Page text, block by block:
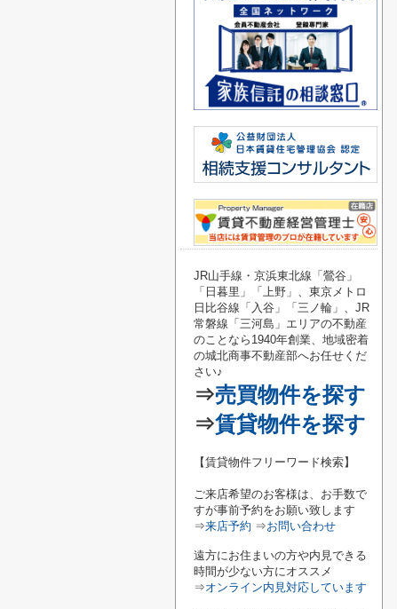
JR山手線・京浜東北線「鶯谷 」
「 日暮里 」「 上野 」、東京メトロ
日比谷線「 入谷 」「 三ノ輪 」、JR
常磐線「 三河島 」エリアの不動産
のことなら1940年創業、地域密着
の城北商事不動産部へお任せくだ
さい♪
⇒売買物件を探す
⇒賃貸物件を探す
【賃貸物件フリーワード検索】
ご来店希望のお客様は、お手数で
すが事前予約をお願い致します
⇒来店予約 ⇒お問い合わせ
遠方にお住まいの方や内見できる
時間が少ない方にオススメ
⇒オンライン内見対応しています